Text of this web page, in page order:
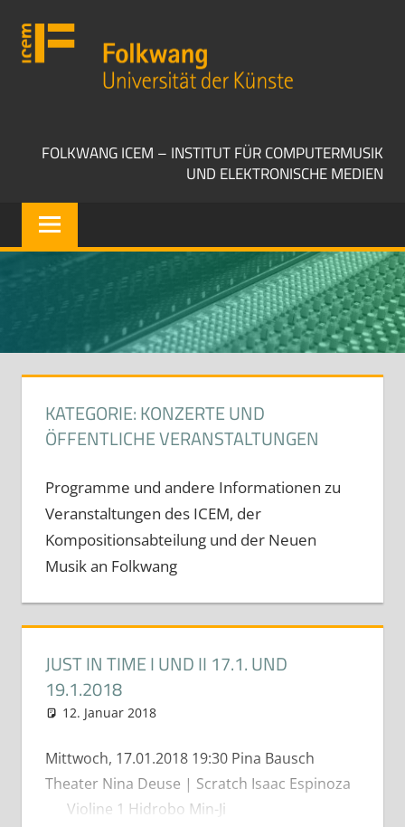
Inhalt
springen
FOLKWANG ICEM – INSTITUT FÜR COMPUTERMUSIK
UND ELEKTRONISCHE MEDIEN
Folkwang
Universität
KATEGORIE:KONZERTE UND
ÖFFENTLICHE VERANSTALTUNGEN
Programme und andere Informationen zu
Veranstaltungen des ICEM, der
Kompositionsabteilung und der Neuen
Musik an Folkwang
JUST IN TIME I UND II 17.1. UND
19.1.2018
12. Januar 2018
Mittwoch, 17.01.2018 19:30 Pina Bausch
Theater Nina Deuse | Scratch Isaac Espinoza
Violine 1 Hidrobo Min-Ji